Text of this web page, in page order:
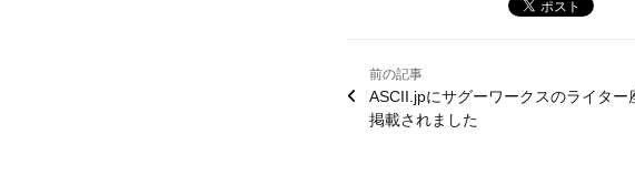
前の記事
ASCII.jpにサグーワークスのライター
掲載されました